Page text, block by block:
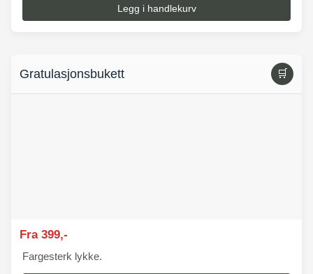
Legg i handlekurv
Gratulasjonsbukett 🛒
Fra 399,-
Fargesterk lykke.